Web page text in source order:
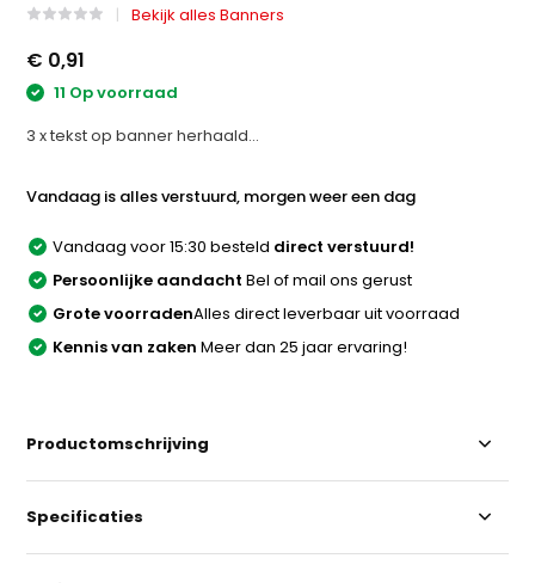
Bekijk alles Banners
€ 0,91
11 Op voorraad
3 x tekst op banner herhaald...
Vandaag is alles verstuurd, morgen weer een dag
Vandaag voor 15:30 besteld direct verstuurd!
Persoonlijke aandacht Bel of mail ons gerust
Grote voorradenAlles direct leverbaar uit voorraad
Kennis van zaken Meer dan 25 jaar ervaring!
Productomschrijving
Specificaties